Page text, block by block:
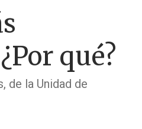
qué?
de la Unidad de